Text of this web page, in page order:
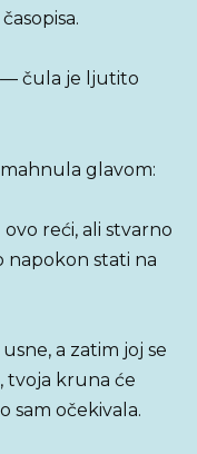
— čula je ljutito
glavom:
reći, ali stvarno
napokon stati na
a zatim joj se
tvoja kruna će
sam očekivala.